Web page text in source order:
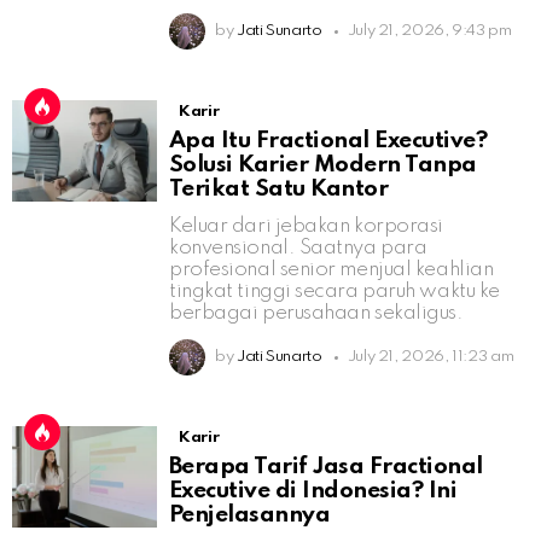
by Jati Sunarto July 21, 2026, 9:43 pm
Karir
Apa Itu Fractional Executive?
Solusi Karier Modern Tanpa
Terikat Satu Kantor
Keluar dari jebakan korporasi
konvensional. Saatnya para
profesional senior menjual keahlian
tingkat tinggi secara paruh waktu ke
berbagai perusahaan sekaligus.
by Jati Sunarto July 21, 2026, 11:23 am
Karir
Berapa Tarif Jasa Fractional
Executive di Indonesia? Ini
Penjelasannya